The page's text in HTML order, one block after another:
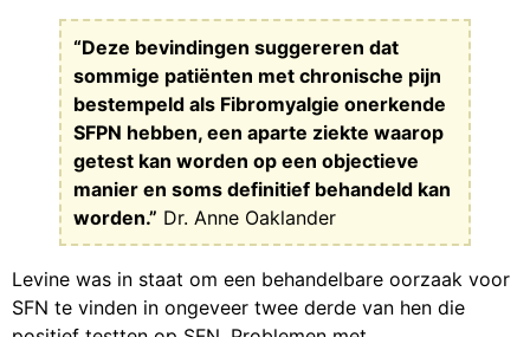
“Deze bevindingen suggereren dat
sommige patiënten met chronische pijn
bestempeld als Fibromyalgie onerkende
SFPN hebben, een aparte ziekte waarop
getest kan worden op een objectieve
manier en soms definitief behandeld kan
worden.” Dr. Anne Oaklander
Levine was in staat om een behandelbare oorzaak voor
SFN te vinden in ongeveer twee derde van hen die